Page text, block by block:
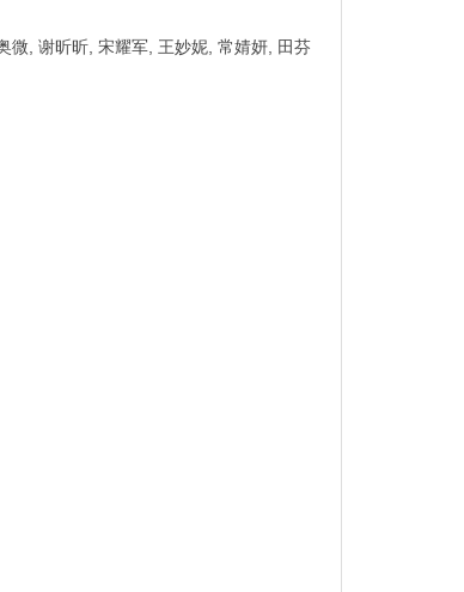
微, 谢昕昕, 宋耀军, 王妙妮, 常婧妍, 田芬